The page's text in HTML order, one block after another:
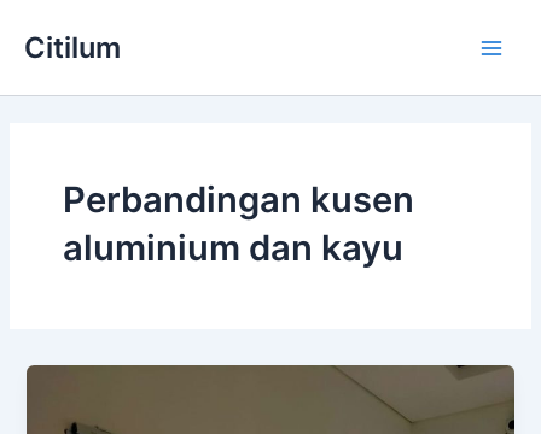
Citilum
Perbandingan kusen
aluminium dan kayu